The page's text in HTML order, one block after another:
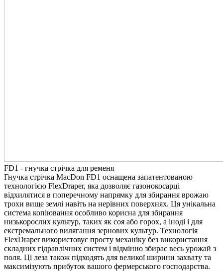
FD1 - гнучка стрічка для ременя
Гнучка стрічка MacDon FD1 оснащена запатентованою
технологією FlexDraper, яка дозволяє газонокосарці
відхилятися в поперечному напрямку для збирання врожаю
трохи вище землі навіть на нерівних поверхнях. Ця унікальна
система копіювання особливо корисна для збирання
низькорослих культур, таких як соя або горох, а іноді і для
екстремального вилягання зернових культур. Технологія
FlexDraper використовує просту механіку без використання
складних гідравлічних систем і відмінно збирає весь урожай з
поля. Ці леза також підходять для великої ширини захвату та
максимізують прибуток вашого фермерського господарства.